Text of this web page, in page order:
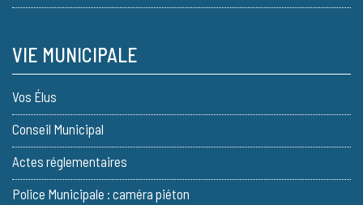
VIE MUNICIPALE
Vos Élus
Conseil Municipal
Actes réglementaires
Police Municipale : caméra piéton